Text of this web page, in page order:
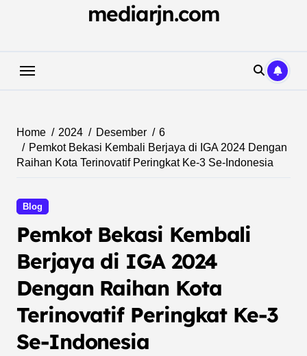
mediarjn.com
Home 2024 Desember
6
Pemkot Bekasi Kembali Berjaya di IGA 2024 Dengan
Raihan Kota Terinovatif Peringkat Ke-3 Se-Indonesia
Blog
Pemkot Bekasi Kembali
Berjaya di IGA 2024
Dengan Raihan Kota
Terinovatif Peringkat Ke-3
Se-Indonesia